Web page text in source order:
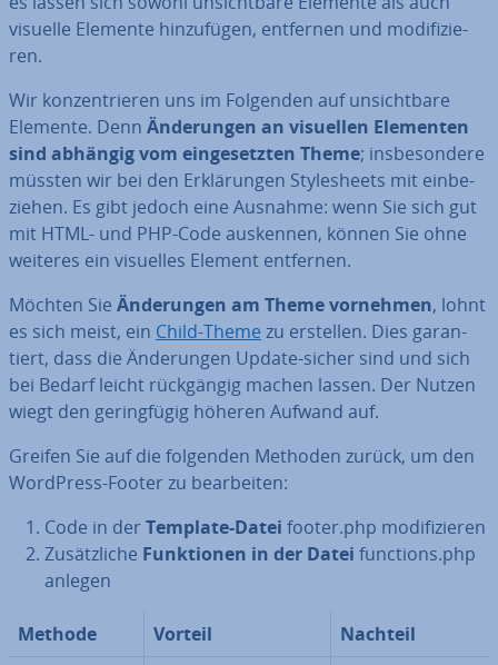
visuelle Elemente hin­zu­fü­gen, entfernen und mo­di­fi­zie­
ren.
Wir kon­zen­trie­ren uns im Folgenden auf un­sicht­ba­re
Elemente. Denn Än­de­run­gen an visuellen Elementen
sind abhängig vom ein­ge­setz­ten Theme; ins­be­son­de­re
müssten wir bei den Er­klä­run­gen Style­sheets mit ein­be­
zie­hen. Es gibt jedoch eine Ausnahme: wenn Sie sich gut
mit HTML- und PHP-Code auskennen, können Sie ohne
weiteres ein visuelles Element entfernen.
Möchten Sie Än­de­run­gen am Theme vornehmen, lohnt
es sich meist, ein Child-Theme zu erstellen. Dies ga­ran­
tiert, dass die Än­de­run­gen Update-sicher sind und sich
bei Bedarf leicht rück­gän­gig machen lassen. Der Nutzen
wiegt den ge­ring­fü­gig höheren Aufwand auf.
Greifen Sie auf die folgenden Methoden zurück, um den
WordPress-Footer zu be­ar­bei­ten:
Code in der Template-Datei footer.php mo­di­fi­zie­ren
Zu­sätz­li­che Funk­tio­nen in der Datei functions.php
anlegen
Methode Vorteil
Nachteil